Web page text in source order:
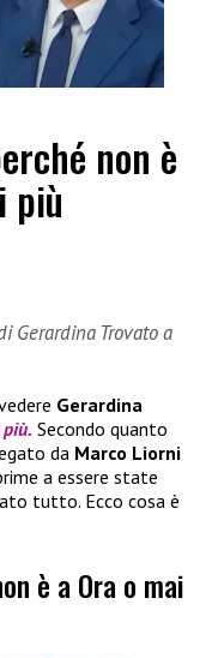
non è
più
Gerardina Trovato a
Gerardina
Secondo quanto
da Marco Liorni
a essere state
tutto. Ecco cosa è
è a Ora o mai